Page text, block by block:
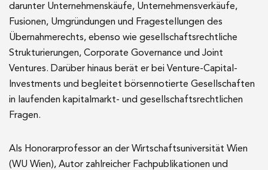
darunter Unternehmenskäufe, Unternehmensverkäufe,
Fusionen, Umgründungen und Fragestellungen des
Übernahmerechts, ebenso wie gesellschaftsrechtliche
Strukturierungen, Corporate Governance und Joint
Ventures. Darüber hinaus berät er bei Venture-Capital-
Investments und begleitet börsennotierte Gesellschaften
in laufenden kapitalmarkt- und gesellschaftsrechtlichen
Fragen.
Als Honorarprofessor an der Wirtschaftsuniversität Wien
(WU Wien), Autor zahlreicher Fachpublikationen und